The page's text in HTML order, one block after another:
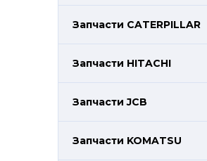
Запчасти CATERPILLAR
Запчасти HITACHI
Запчасти JCB
Запчасти KOMATSU